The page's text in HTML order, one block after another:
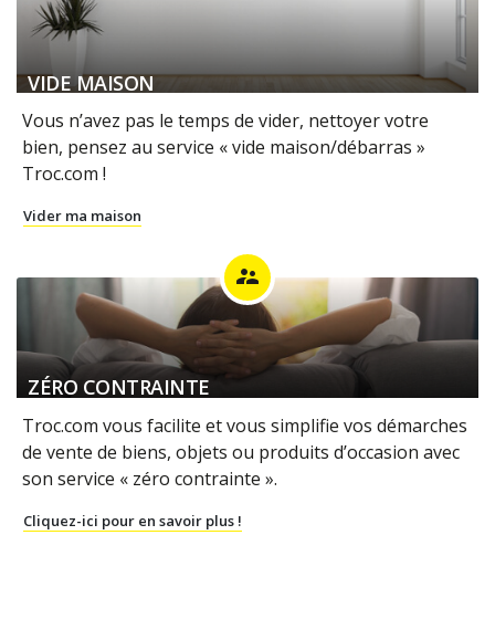
VIDE MAISON
Vous n’avez pas le temps de vider, nettoyer votre
bien, pensez au service « vide maison/débarras »
Troc.com !
Vider ma maison
supervisor_account
ZÉRO CONTRAINTE
Troc.com vous facilite et vous simplifie vos démarches
de vente de biens, objets ou produits d’occasion avec
son service « zéro contrainte ».
Cliquez-ici pour en savoir plus !